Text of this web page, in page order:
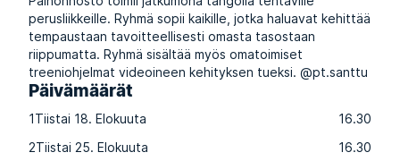
Päivämäärät
1Tiistai 18. Elokuuta
16.30
2Tiistai 25. Elokuuta
16.30
perusliikkeille. Ryhmä sopii kaikille, jotka haluavat kehittää
tempaustaan tavoitteellisesti omasta tasostaan
riippumatta. Ryhmä sisältää myös omatoimiset
treeniohjelmat videoineen kehityksen tueksi. @pt.santtu